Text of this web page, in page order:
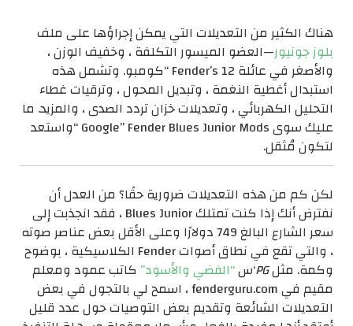
هناك الكثير من التعديلات التي يمكن إجراؤها على ملف
بلوز جونيور—العضو الميسور التكلفة ، وخفيف الوزن ،
والأصغر في عائلة Fender’s 12 “كومبو. وتشمل هذه
استبدال أغطية النغمة ، وتبديل المحول ، وترقيات غطاء
التحليل الكهربائي ، وتعديلات خزان تردد الصدى ، والمزيد. ما
عليك سوى Google” Fender Blues Junior Mods “واستعد
لتكون مُثقل.
لكن كم من هذه التعديلات ضرورية حقًا؟ من العدل أن
نفترض أنك إذا كنت تمتلك Blues Junior ، فقد انجذبت إلى
سعر الشارع البالغ 749 دولارًا وعلى الأقل بعض عناصر صوته
، والتي تقع في نطاق أصوات Fender الكلاسيكية ، بوضوح
وكمة. مثلPG‘س“الفضي والأسود” كاتب عمود ومعلم
مقيم في fenderguru.com ، اسمح لي بالتجول في بعض
التعديلات الشائعة وتقديم بعض التوصيات حول عدد قليل